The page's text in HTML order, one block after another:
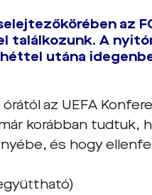
az
találkozunk. A
utána
az UEFA
korábban tudtuk,
és hogy